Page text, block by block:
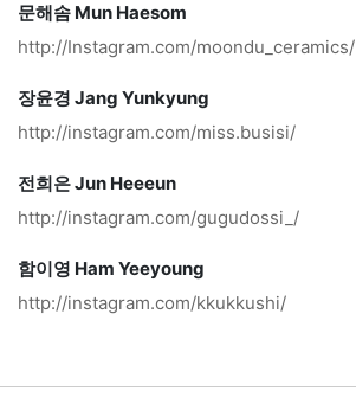
문해솜 Mun Haesom
http://Instagram.com/moondu_ceramics/
장윤경 Jang Yunkyung
http://instagram.com/miss.busisi/
전희은 Jun Heeeun
http://instagram.com/gugudossi_/
함이영 Ham Yeeyoung
http://instagram.com/kkukkushi/